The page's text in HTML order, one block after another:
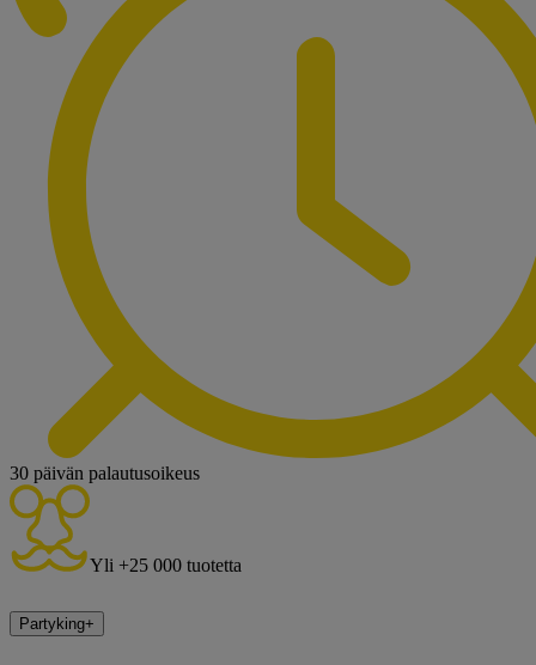
30 päivän palautusoikeus
Yli +25 000 tuotetta
Partyking+